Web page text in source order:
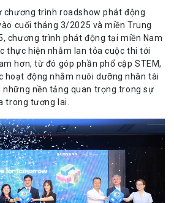
chương trình roadshow phát động
cuối tháng 3/2025 và miền Trung
chương trình phát động tại miền Nam
thực hiện nhằm lan tỏa cuộc thi tới
hơn, từ đó góp phần phổ cập STEM,
hoạt động nhằm nuôi dưỡng nhân tài
nền tảng quan trọng trong sự
trong tương lai.